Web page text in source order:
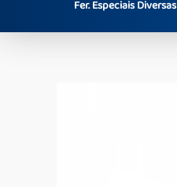
Fer. Especiais Diversas